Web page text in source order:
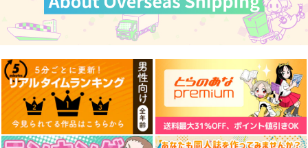
カート カート カート
550円（税込）
作品詳細
牛乳石鹸
550円（税込）
作品詳細
ワダメモ
（税込）
作品詳細